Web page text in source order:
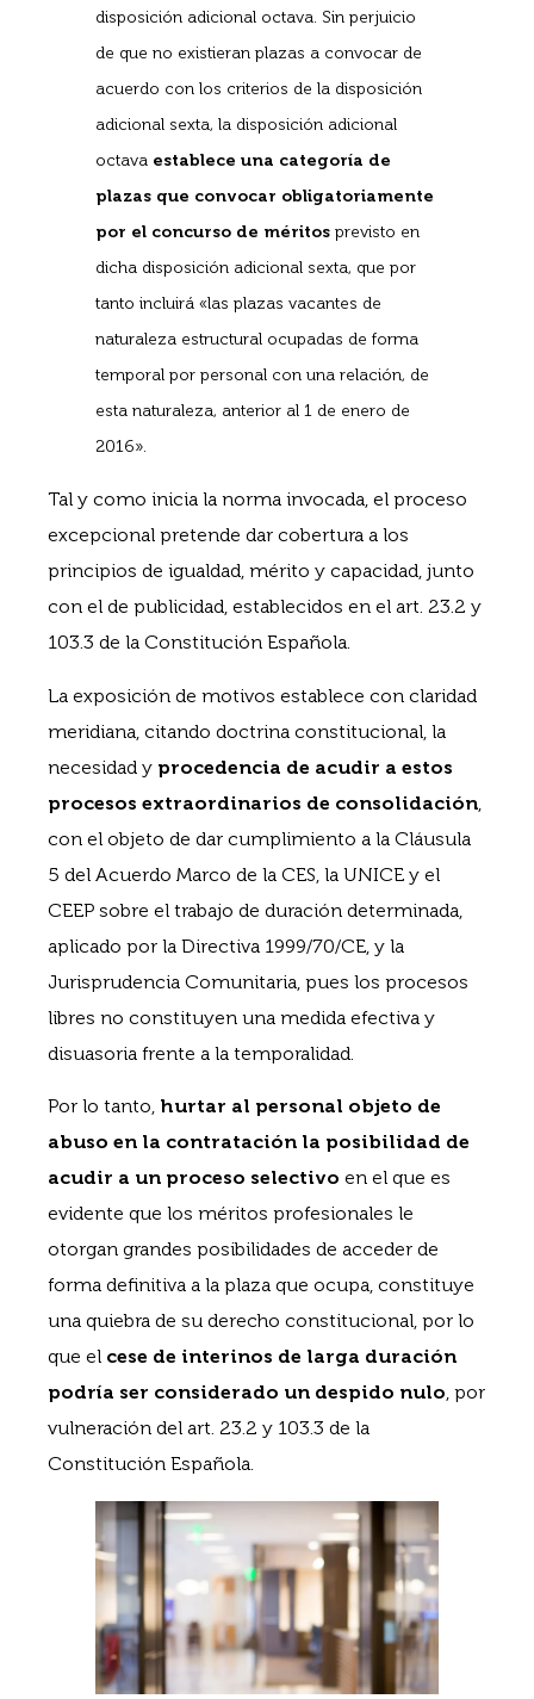
disposición adicional octava. Sin perjuicio
de que no existieran plazas a convocar de
acuerdo con los criterios de la disposición
adicional sexta, la disposición adicional
octava establece una categoría de
plazas que convocar obligatoriamente
por el concurso de méritos previsto en
dicha disposición adicional sexta, que por
tanto incluirá «las plazas vacantes de
naturaleza estructural ocupadas de forma
temporal por personal con una relación, de
esta naturaleza, anterior al 1 de enero de
2016».
Tal y como inicia la norma invocada, el proceso
excepcional pretende dar cobertura a los
principios de igualdad, mérito y capacidad, junto
con el de publicidad, establecidos en el art. 23.2 y
103.3 de la Constitución Española.
La exposición de motivos establece con claridad
meridiana, citando doctrina constitucional, la
necesidad y procedencia de acudir a estos
procesos extraordinarios de consolidación
con el objeto de dar cumplimiento a la Cláusula
5 del Acuerdo Marco de la CES, la UNICE y el
CEEP sobre el trabajo de duración determinada,
aplicado por la Directiva 1999/70/CE, y la
Jurisprudencia Comunitaria, pues los procesos
libres no constituyen una medida efectiva y
disuasoria frente a la temporalidad.
Por lo tanto, hurtar al personal objeto de
abuso en la contratación la posibilidad de
acudir a un proceso selectivo en el que es
evidente que los méritos profesionales le
otorgan grandes posibilidades de acceder de
forma definitiva a la plaza que ocupa, constituye
una quiebra de su derecho constitucional, por lo
que el cese de interinos de larga duración
podría ser considerado un despido nulo, por
vulneración del art. 23.2 y 103.3 de la
Constitución Española.